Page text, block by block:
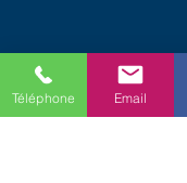
Téléphone Email